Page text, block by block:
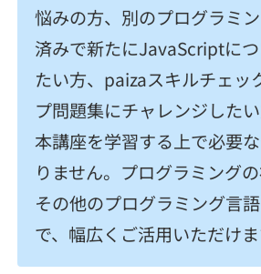
悩みの方、別のプログラミ
済みで新たにJavaScriptに
たい方、paizaスキルチェッ
プ問題集にチャレンジしたい
本講座を学習する上で必要
りません。プログラミングの
その他のプログラミング言
で、幅広くご活用いただけま